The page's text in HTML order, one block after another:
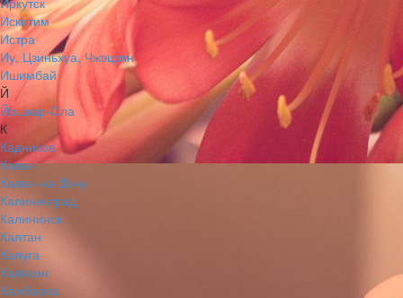
Искитим
Истра
Иу, Цзиньхуа, Чжэцзян
Ишимбай
Й
Йошкар-Ола
К
Кадников
Калач
Калач-на-Дону
Калининград
Калининск
Калтан
Калуга
Калязин
Камбарка